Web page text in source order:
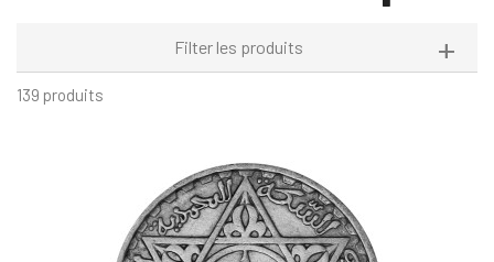
Filter les produits
139 produits